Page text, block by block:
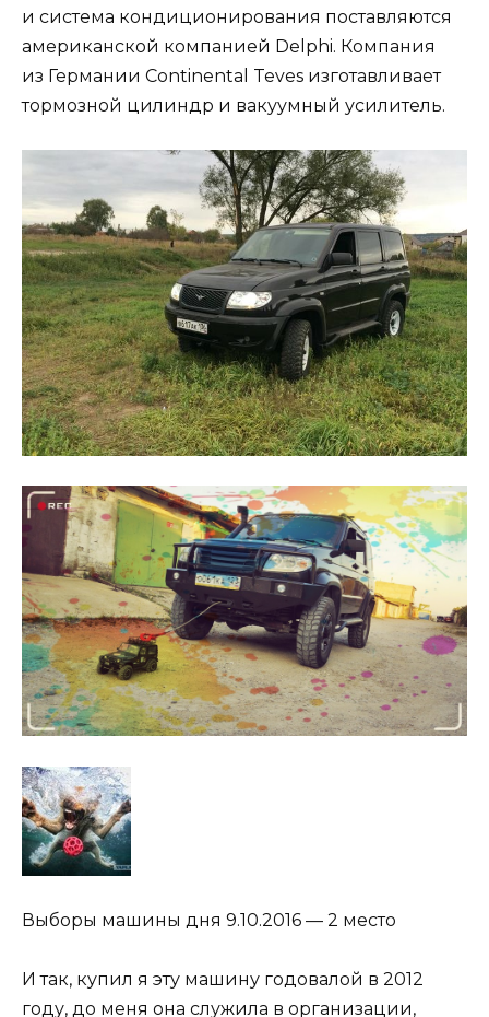
и система кондиционирования поставляются
американской компанией Delphi. Компания
из Германии Continental Teves изготавливает
тормозной цилиндр и вакуумный усилитель.
Выборы машины дня 9.10.2016 — 2 место
И так, купил я эту машину годовалой в 2012
году, до меня она служила в организации,